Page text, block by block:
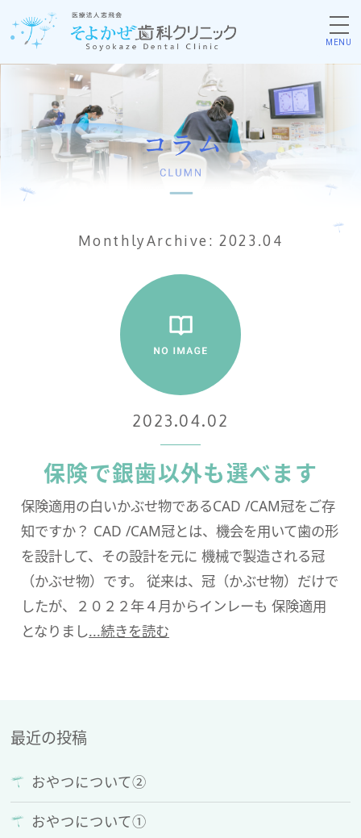
MENU
MonthlyArchive:2023.04
2023.04.02
保険で銀歯以外も選べます
保険適用の白いかぶせ物であるCAD /CAM冠をご存
知ですか？ CAD /CAM冠とは、機会を用いて歯の形
を設計して、その設計を元に 機械で製造される冠
（かぶせ物）です。 従来は、冠（かぶせ物）だけで
したが、２０２２年４月からインレーも 保険適用
となりまし...続きを読む
最近の投稿
おやつについて②
おやつについて①